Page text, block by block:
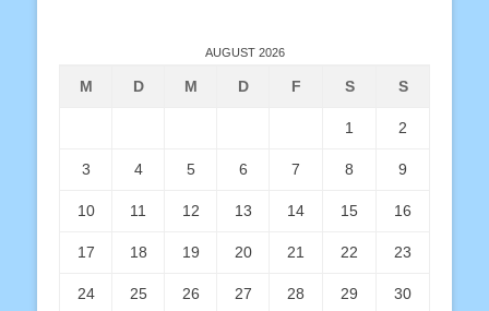
AUGUST 2026
M D M D F S S
1 2
3 4 5 6 7 8 9
10 11 12 13 14 15 16
17 18 19 20 21 22 23
24 25 26 27 28 29 30